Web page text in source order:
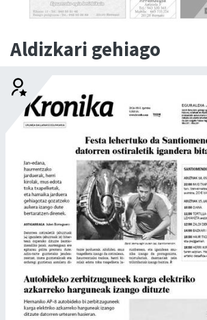
Aldizkari gehiago